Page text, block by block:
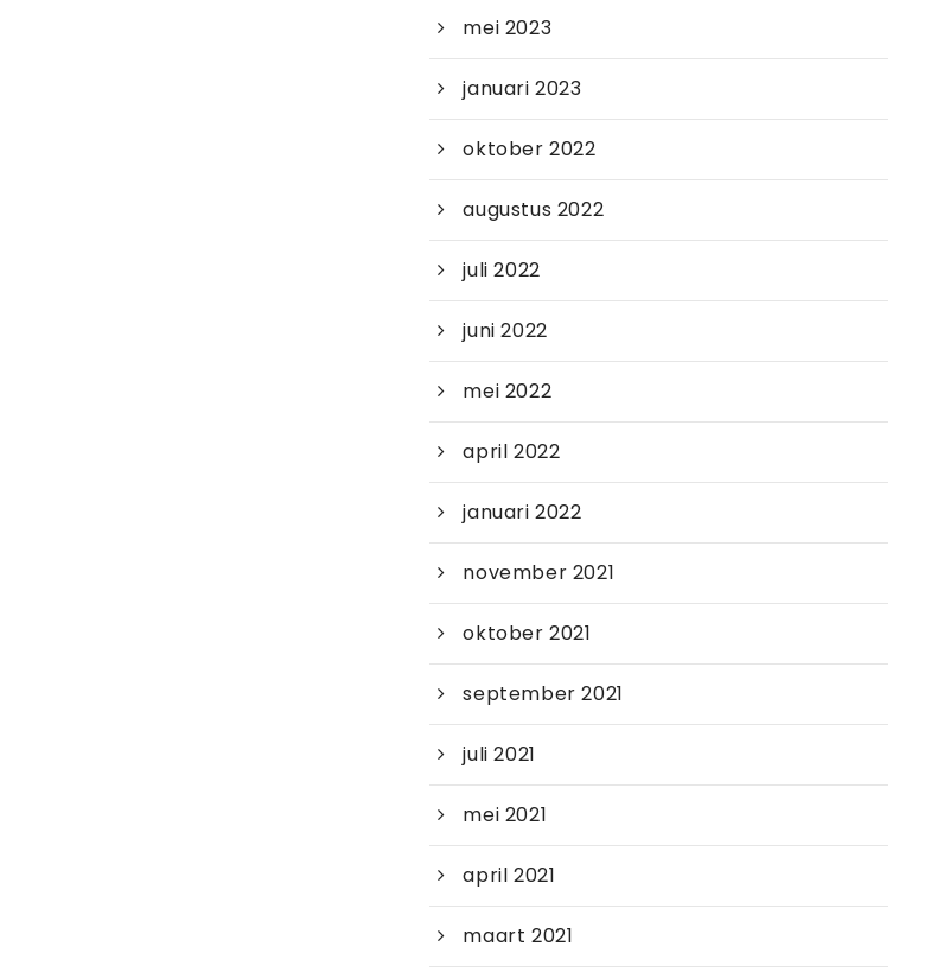
mei 2023
januari 2023
oktober 2022
augustus 2022
juli 2022
juni 2022
mei 2022
april 2022
januari 2022
november 2021
oktober 2021
september 2021
juli 2021
mei 2021
april 2021
maart 2021